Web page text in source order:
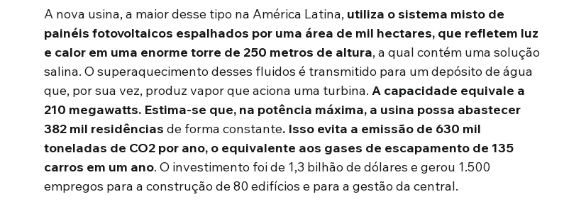
A nova usina, a maior desse tipo na América Latina, utiliza o sistema misto de
painéis fotovoltaicos espalhados por uma área de mil hectares, que refletem luz
e calor em uma enorme torre de 250 metros de altura, a qual contém uma solução
salina. O superaquecimento desses fluidos é transmitido para um depósito de água
que, por sua vez, produz vapor que aciona uma turbina. A capacidade equivale a
210 megawatts. Estima-se que, na potência máxima, a usina possa abastecer
382 mil residências de forma constante. Isso evita a emissão de 630 mil
toneladas de CO2 por ano, o equivalente aos gases de escapamento de 135
carros em um ano. O investimento foi de 1,3 bilhão de dólares e gerou 1.500
empregos para a construção de 80 edifícios e para a gestão da central.